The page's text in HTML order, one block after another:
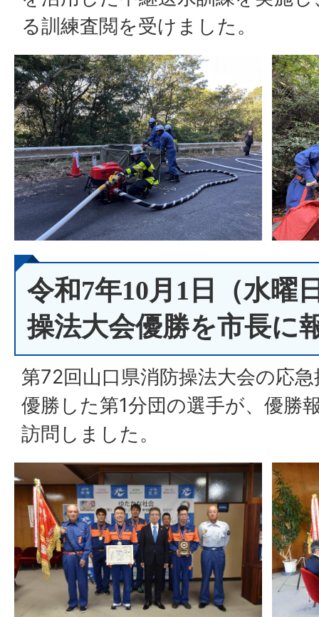
る訓練査閲を受けました。
令和7年10月1日（水曜
操法大会優勝を市長に
第72回山口県消防操法大会の応
優勝した第1分団の選手が、優勝
訪問しました。